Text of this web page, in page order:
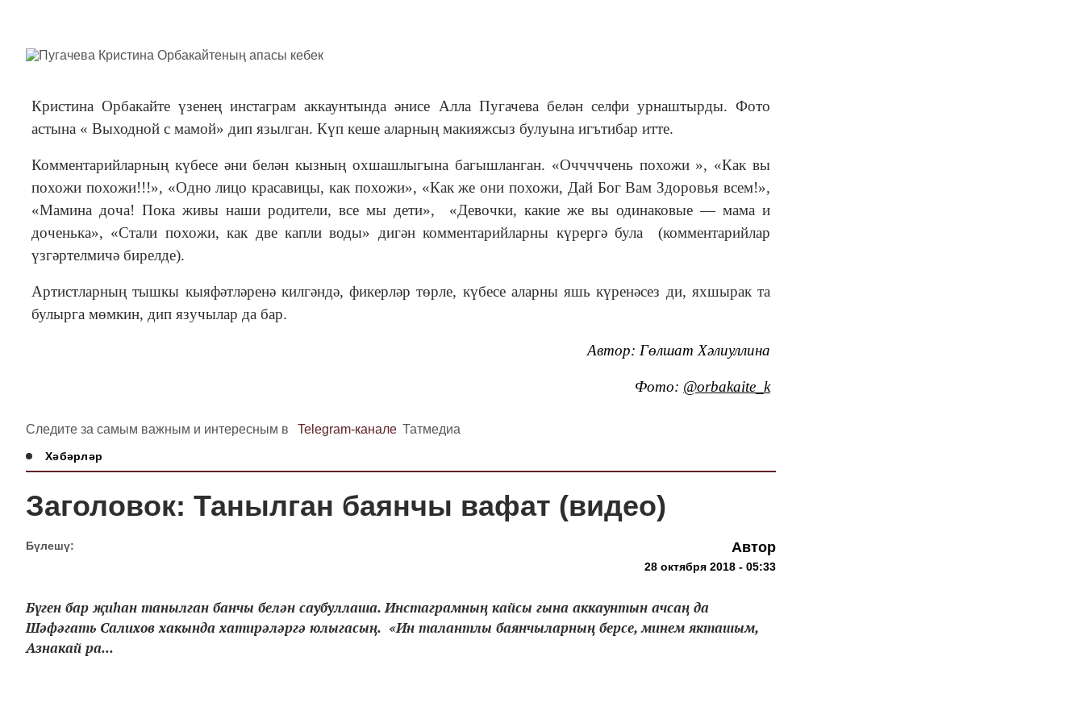
Кристина Орбакайте үзенең инстаграм аккаунтында әнисе Алла Пугачева белән селфи урнаштырды. Фото
астына « Выходной с мамой» дип язылган. Күп кеше аларның макияжсыз булуына игътибар итте.
Комментарийларның күбесе әни белән кызның охшашлыгына багышланган. «Очччччень похожи », «Как вы
похожи похожи!!!», «Одно лицо красавицы, как похожи», «Как же они похожи, Дай Бог Вам Здоровья всем!»,
«Мамина доча! Пока живы наши родители, все мы дети», «Девочки, какие же вы одинаковые — мама и
доченька», «Стали похожи, как две капли воды» дигән комментарийларны күрергә була (комментарийлар
үзгәртелмичә бирелде).
Артистларның тышкы кыяфәтләренә килгәндә, фикерләр төрле, күбесе аларны яшь күренәсез ди, яхшырак та
булырга мөмкин, дип язучылар да бар.
Автор: Гөлшат Хәлиуллина
Фото: @orbakaite_k
Следите за самым важным и интересным в Telegram-канале Татмедиа
Хәбәрләр
Заголовок: Танылган баянчы вафат (видео)
Бүлешү: Автор
28 октября 2018 - 05:33
Бүген бар җиһан танылган банчы белән саубуллаша. Инстаграмның кайсы гына аккаунтын ачсаң да
Шәфәгать Салихов хакында хатирәләргә юлыгасың. «Ин талантлы баянчыларның берсе, минем якташым,
Азнакай ра...